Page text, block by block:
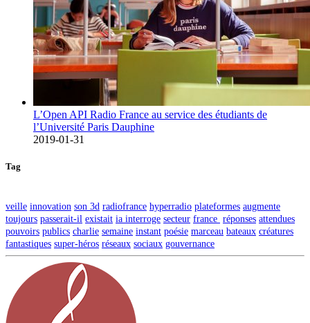
L’Open API Radio France au service des étudiants de
l’Université Paris Dauphine
2019-01-31
Tag
veille innovation son 3d radiofrance hyperradio plateformes augmente
toujours passerait-il existait ia interroge secteur france réponses attendues
pouvoirs publics charlie semaine instant poésie marceau bateaux créatures
fantastiques super-héros réseaux sociaux gouvernance